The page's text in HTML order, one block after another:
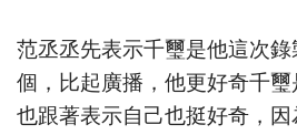
范丞丞先表示千璽是他這次
個，比起廣播，他更好奇千
也跟著表示自己也挺好奇，因